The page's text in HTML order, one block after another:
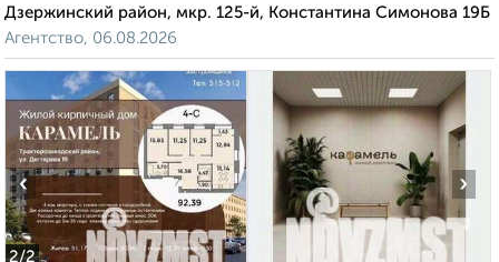
Дзержинский район, мкр. 125-й, Константина Симонова 19Б
Агентство, 06.08.2026
2/2
‹ ›